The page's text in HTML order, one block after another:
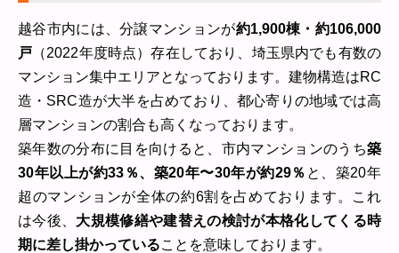
越谷市内には、分譲マンションが約1,900棟・約106,000
戸 （2022年度時点）存在しており、埼玉県内でも有数の
マンション集中エリアとなっております。建物構造はRC
造・SRC造が大半を占めており、都心寄りの地域では高
層マンションの割合も高くなっております。
築年数の分布に目を向けると、市内マンションのうち築
30年以上が約33％、築20年〜30年が約29％ と、築20年
超のマンションが全体の約6割を占めております。これ
は今後、 大規模修繕や建替えの検討が本格化してくる時
期に差し掛かっていることを意味しております。